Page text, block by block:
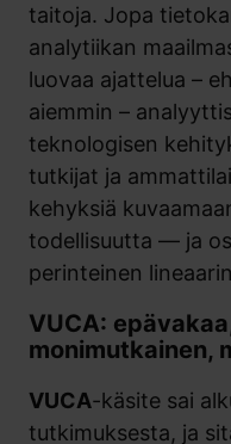
taitoja. Jopa
analytiikan
luovaa ajattelua –
aiemmin –
teknologisen
tutkijat ja
kehyksiä
todellisuutta — ja
perinteinen
VUCA:
monimutkainen,
VUCA-käsite sai
tutkimuksesta, ja